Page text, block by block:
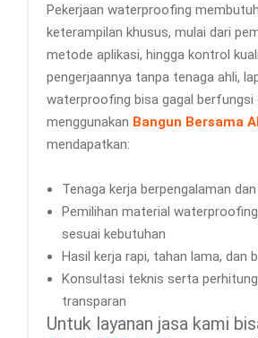
Pekerjaan waterproofing
keterampilan khusus, mulai dari
metode aplikasi, hingga kontrol
pengerjaannya tanpa tenaga ahli,
waterproofing bisa gagal berfungsi
menggunakan Bangun Bersama
mendapatkan:
Tenaga kerja berpengalaman
Pemilihan material
sesuai kebutuhan
Hasil kerja rapi, tahan lama, dan
Konsultasi teknis serta
transparan
Untuk layanan jasa kami